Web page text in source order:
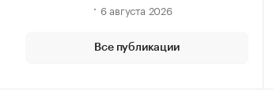
6 августа 2026
Все публикации